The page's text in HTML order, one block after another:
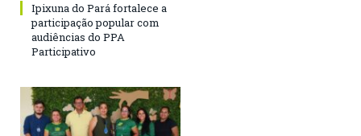
Ipixuna do Pará fortalece a
participação popular com
audiências do PPA
Participativo